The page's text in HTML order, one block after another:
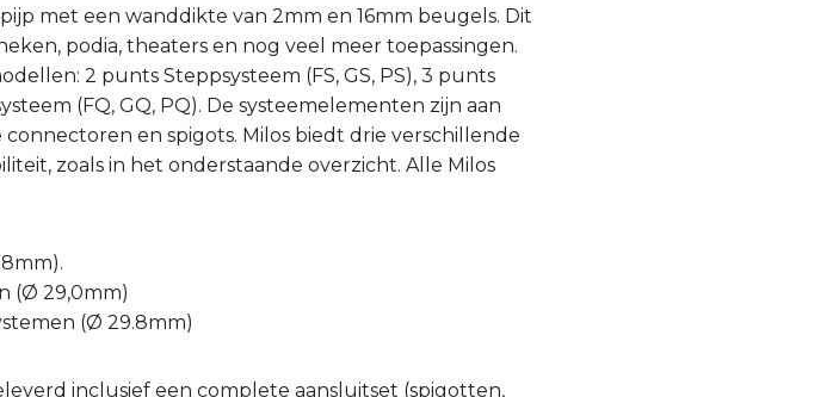
met een wanddikte van 2mm en 16mm beugels. Dit
podia, theaters en nog veel meer toepassingen.
2 punts Steppsysteem (FS, GS, PS), 3 punts
(FQ, GQ, PQ). De systeemelementen zijn aan
en spigots. Milos biedt drie verschillende
zoals in het onderstaande overzicht. Alle Milos
(Ø 29,0mm)
(Ø 29.8mm)
inclusief een complete aansluitset (spigotten,